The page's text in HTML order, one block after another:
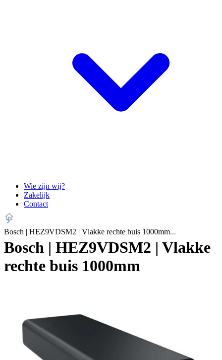
Wie zijn wij?
Zakelijk
Contact
Bosch | HEZ9VDSM2 | Vlakke rechte buis 1000mm
Bosch | HEZ9VDSM2 | Vlakke
rechte buis 1000mm